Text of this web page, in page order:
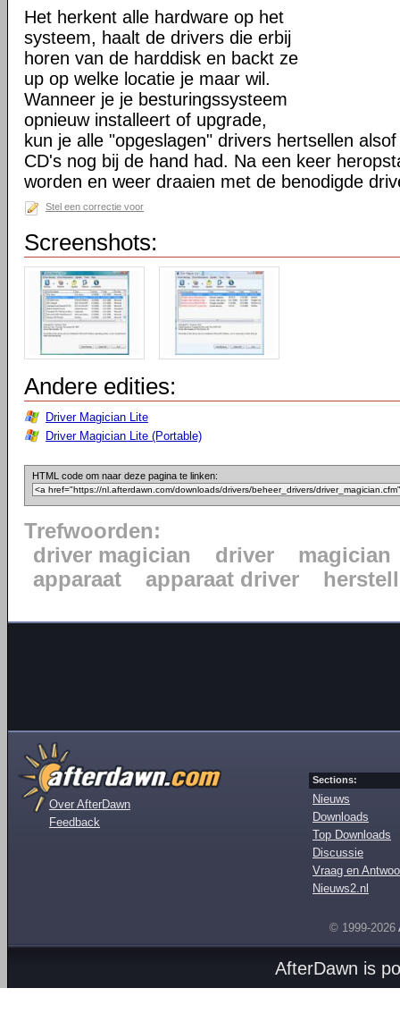
Het herkent alle hardware op het
systeem, haalt de drivers die erbij
horen van de harddisk en backt ze
up op welke locatie je maar wil.
Wanneer je je besturingssysteem
opnieuw installeert of upgrade,
kun je alle "opgeslagen" drivers hertsellen
CD's nog bij de hand had. Na een keer
worden en weer draaien met de benodigde
Stel een correctie voor
Screenshots:
Andere edities:
Driver Magician Lite
Driver Magician Lite (Portable)
HTML code om naar deze pagina te linken:
Trefwoorden:
driver magician
driver
magician
apparaat
apparaat driver
Over AfterDawn
Feedback
Sections:
Nieuws
Downloads
Top Downloads
Discussie
Vraag en
Nieuws2.nl
© 1999-2026
AfterDawn is